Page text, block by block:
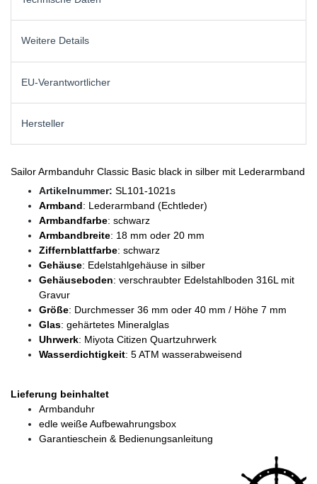
Weitere Details
EU-Verantwortlicher
Hersteller
Sailor Armbanduhr Classic Basic black in silber mit Lederarmband
Artikelnummer: SL101-1021s
Armband: Lederarmband (Echtleder)
Armbandfarbe: schwarz
Armbandbreite: 18 mm oder 20 mm
Ziffernblattfarbe: schwarz
Gehäuse: Edelstahlgehäuse in silber
Gehäuseboden: verschraubter Edelstahlboden 316L mit
Gravur
Größe: Durchmesser 36 mm oder 40 mm / Höhe 7 mm
Glas: gehärtetes Mineralglas
Uhrwerk: Miyota Citizen Quartzuhrwerk
Wasserdichtigkeit: 5 ATM wasserabweisend
Lieferung beinhaltet
Armbanduhr
edle weiße Aufbewahrungsbox
Garantieschein & Bedienungsanleitung